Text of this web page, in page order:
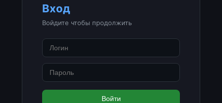
Вход
Войдите чтобы продолжить
Войти